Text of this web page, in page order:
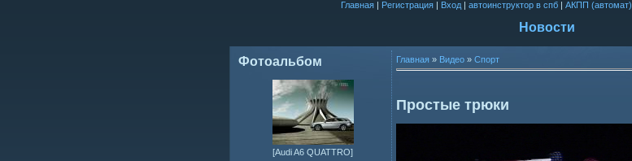
Главная| Регистрация| Вход| автоинструктор в спб| АКПП (автомат)
Новости
Фотоальбом
[Audi A6 QUATTRO]
Главная » Видео » Спорт
Простые трюки